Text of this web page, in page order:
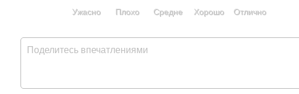
Отлично
Хорошо
Средне
Плохо
Ужасно